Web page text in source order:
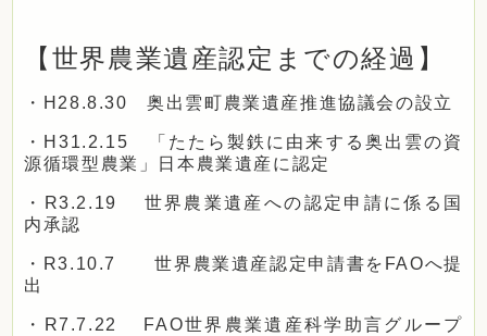
【世界農業遺産認定までの経過】
・H28.8.30 奥出雲町農業遺産推進協議会の設立
・H31.2.15 「たたら製鉄に由来する奥出雲の資
源循環型農業」日本農業遺産に認定
・R3.2.19 世界農業遺産への認定申請に係る国
内承認
・R3.10.7 世界農業遺産認定申請書をFAOへ提
出
・R7.7.22 FAO世界農業遺産科学助言グループ